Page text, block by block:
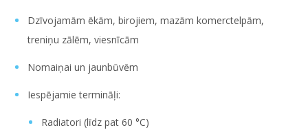
Dzīvojamām ēkām, birojiem, mazām komerctelpām,
treniņu zālēm, viesnīcām
Nomaiņai un jaunbūvēm
Iespējamie termināļi:
Radiatori (līdz pat 60 °C)